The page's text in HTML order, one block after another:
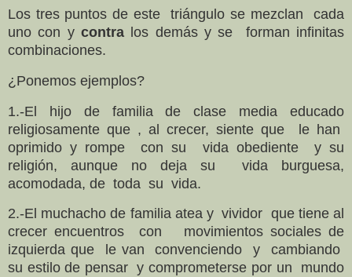
Los tres puntos de este triángulo se mezclan cada
uno con y contralos demás y se forman infinitas
combinaciones.
¿Ponemos ejemplos?
1.-El hijo de familia de clase media educado
religiosamente que , al crecer, siente que le han
oprimido y rompe con su vida obediente y su
religión, aunque no deja su vida burguesa,
acomodada, de toda su vida.
2.-El muchacho de familia atea y vividor que tiene al
crecer encuentros con movimientos sociales de
izquierda que le van convenciendo y cambiando
su estilo de pensar y comprometerse por un mundo